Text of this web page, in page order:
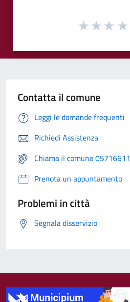
Contatta il comune
Leggi le domande frequenti
Richiedi Assistenza
Chiama il comune 05716611
Prenota un appuntamento
Problemi in città
Segnala disservizio